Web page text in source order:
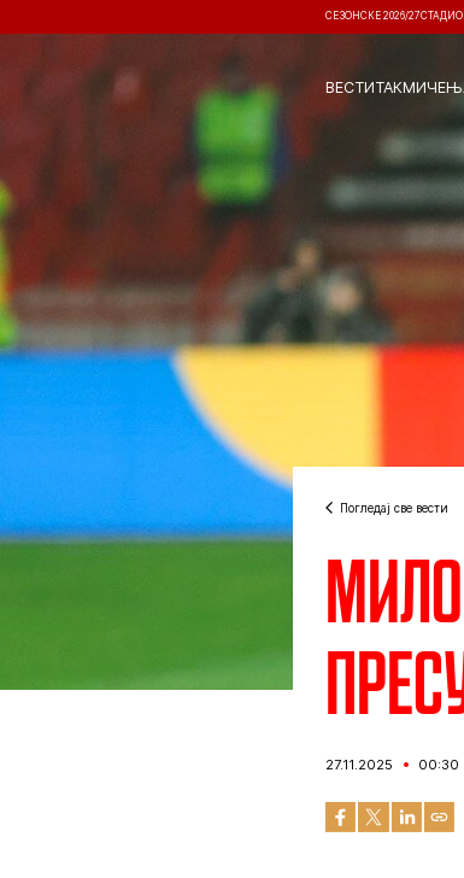
СЕЗОНСКЕ 2026/27
ВЕСТИ
Погледај све вести
27.11.2025 00:30